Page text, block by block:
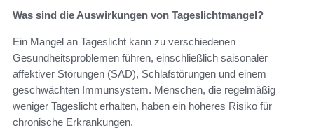
Was sind die Auswirkungen von Tageslichtmangel?
Ein Mangel an Tageslicht kann zu verschiedenen
Gesundheitsproblemen führen, einschließlich saisonaler
affektiver Störungen (SAD), Schlafstörungen und einem
geschwächten Immunsystem. Menschen, die regelmäßig
weniger Tageslicht erhalten, haben ein höheres Risiko für
chronische Erkrankungen.